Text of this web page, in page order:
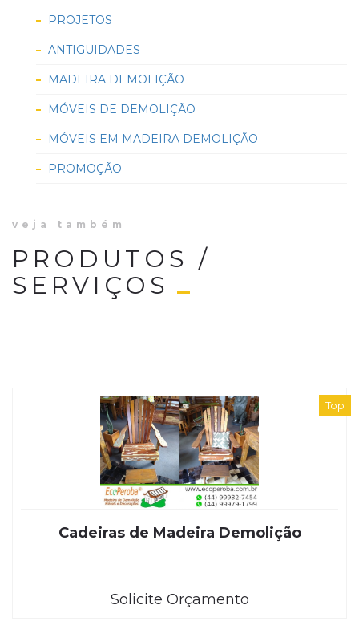
PROJETOS
ANTIGUIDADES
MADEIRA DEMOLIÇÃO
MÓVEIS DE DEMOLIÇÃO
MÓVEIS EM MADEIRA DEMOLIÇÃO
PROMOÇÃO
veja também
PRODUTOS /
SERVIÇOS
Cadeiras de Madeira Demolição
Solicite Orçamento
Top